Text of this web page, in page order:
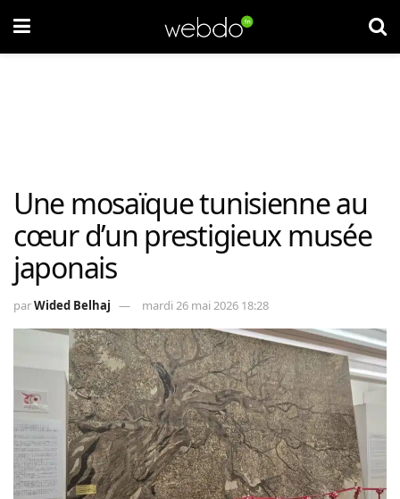
Une mosaïque tunisienne au
cœur d’un prestigieux musée
japonais
parWided Belhaj mardi 26 mai 2026 18:28